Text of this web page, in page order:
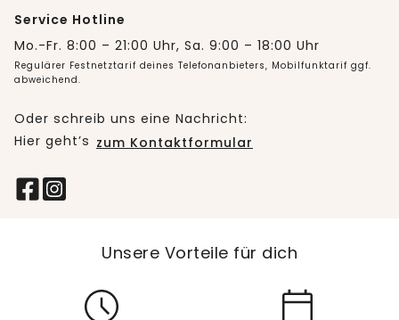
Service Hotline
Mo.-Fr. 8:00 – 21:00 Uhr, Sa. 9:00 – 18:00 Uhr
Regulärer Festnetztarif deines Telefonanbieters, Mobilfunktarif ggf.
abweichend.
Oder schreib uns eine Nachricht:
Hier geht’s zum Kontaktformular
Unsere Vorteile für dich